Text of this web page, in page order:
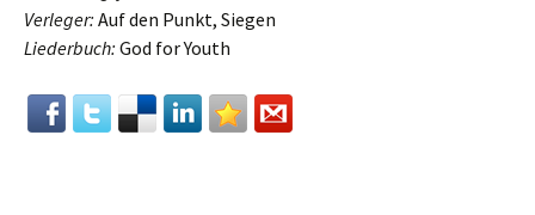
Verleger: Auf den Punkt, Siegen
Liederbuch: God for Youth